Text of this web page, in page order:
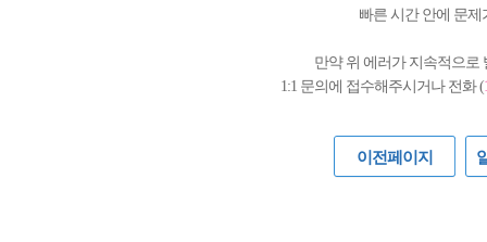
빠른 시간 안에 문
만약 위 에러가 지속적으로
1:1 문의에 접수해주시거나 전화 (
이전페이지